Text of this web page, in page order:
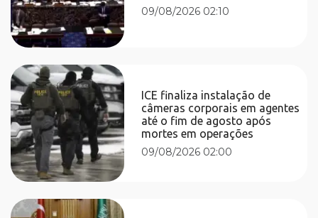
09/08/2026 02:10
ICE finaliza instalação de
câmeras corporais em agentes
até o fim de agosto após
mortes em operações
09/08/2026 02:00